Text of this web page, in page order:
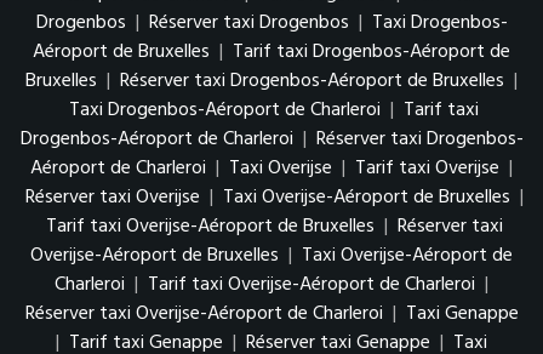
Drogenbos | Réserver taxi Drogenbos | Taxi Drogenbos-
Aéroport de Bruxelles | Tarif taxi Drogenbos-Aéroport de
Bruxelles | Réserver taxi Drogenbos-Aéroport de Bruxelles |
Taxi Drogenbos-Aéroport de Charleroi | Tarif taxi
Drogenbos-Aéroport de Charleroi | Réserver taxi Drogenbos-
Aéroport de Charleroi | Taxi Overijse | Tarif taxi Overijse |
Réserver taxi Overijse | Taxi Overijse-Aéroport de Bruxelles |
Tarif taxi Overijse-Aéroport de Bruxelles | Réserver taxi
Overijse-Aéroport de Bruxelles | Taxi Overijse-Aéroport de
Charleroi | Tarif taxi Overijse-Aéroport de Charleroi |
Réserver taxi Overijse-Aéroport de Charleroi | Taxi Genappe
| Tarif taxi Genappe | Réserver taxi Genappe | Taxi